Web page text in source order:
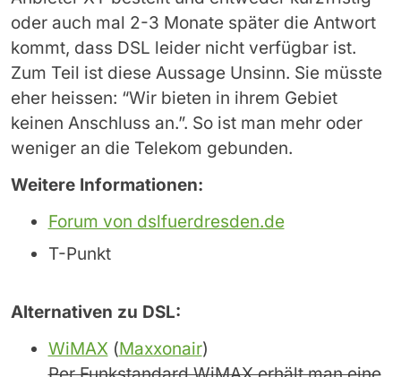
oder auch mal 2-3 Monate später die Antwort
kommt, dass DSL leider nicht verfügbar ist.
Zum Teil ist diese Aussage Unsinn. Sie müsste
eher heissen: “Wir bieten in ihrem Gebiet
keinen Anschluss an.”. So ist man mehr oder
weniger an die Telekom gebunden.
Weitere Informationen:
Forum von dslfuerdresden.de
T-Punkt
Alternativen zu DSL:
WiMAX(Maxxonair)